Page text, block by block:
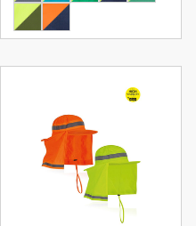
Produkt anzeigen